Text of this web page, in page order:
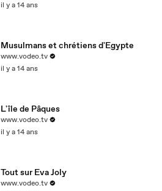
il y a 14 ans
Musulmans et chrétiens d'Egypte
www.vodeo.tv
il y a 14 ans
L'île de Pâques
www.vodeo.tv
il y a 14 ans
Tout sur Eva Joly
www.vodeo.tv